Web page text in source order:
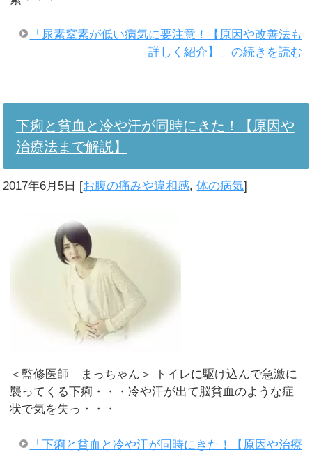
「尿素窒素が低い病気に要注意！【原因や改善法も
詳しく紹介】」の続きを読む
下痢と貧血と冷や汗が同時にきた！【原因や
治療法まで解説】
2017年6月5日 [お腹の痛みや違和感,体の病気]
＜監修医師 まっちゃん＞ トイレに駆け込んで急激に
襲ってくる下痢・・・冷や汗が出て脳貧血のような症
状で気を失っ・・・
「下痢と貧血と冷や汗が同時にきた！【原因や治療